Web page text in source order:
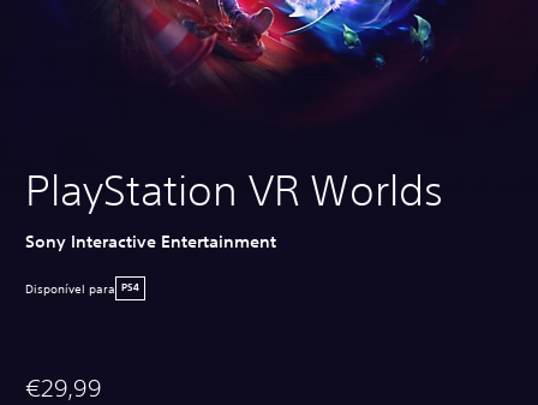
PlayStation VR Worlds
Sony Interactive Entertainment
Disponível para PS4
€29,99